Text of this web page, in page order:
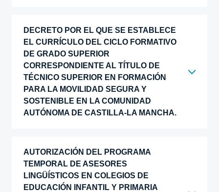
DECRETO POR EL QUE SE ESTABLECE
EL CURRÍCULO DEL CICLO FORMATIVO
DE GRADO SUPERIOR
CORRESPONDIENTE AL TÍTULO DE
TÉCNICO SUPERIOR EN FORMACIÓN
PARA LA MOVILIDAD SEGURA Y
SOSTENIBLE EN LA COMUNIDAD
AUTÓNOMA DE CASTILLA-LA MANCHA.
AUTORIZACIÓN DEL PROGRAMA
TEMPORAL DE ASESORES
LINGÜÍSTICOS EN COLEGIOS DE
EDUCACIÓN INFANTIL Y PRIMARIA